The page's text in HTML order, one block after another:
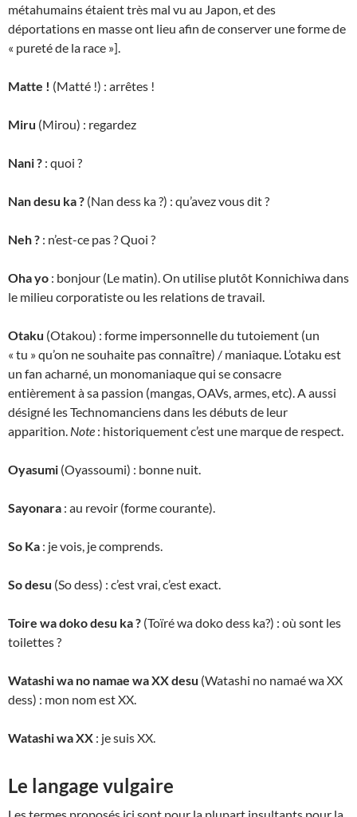
métahumains étaient très mal vu au Japon, et des
déportations en masse ont lieu afin de conserver une forme de
« pureté de la race »].
Matte ! (Matté !) : arrêtes !
Miru (Mirou) : regardez
Nani ? : quoi ?
Nan desu ka ? (Nan dess ka ?) : qu’avez vous dit ?
Neh ? : n’est-ce pas ? Quoi ?
Oha yo : bonjour (Le matin). On utilise plutôt Konnichiwa dans
le milieu corporatiste ou les relations de travail.
Otaku (Otakou) : forme impersonnelle du tutoiement (un
« tu » qu’on ne souhaite pas connaître) / maniaque. L’otaku est
un fan acharné, un monomaniaque qui se consacre
entièrement à sa passion (mangas, OAVs, armes, etc). A aussi
désigné les Technomanciens dans les débuts de leur
apparition. Note : historiquement c’est une marque de respect.
Oyasumi (Oyassoumi) : bonne nuit.
Sayonara : au revoir (forme courante).
So Ka : je vois, je comprends.
So desu (So dess) : c’est vrai, c’est exact.
Toire wa doko desu ka ? (Toïré wa doko dess ka?) : où sont les
toilettes ?
Watashi wa no namae wa XX desu (Watashi no namaé wa XX
dess) : mon nom est XX.
Watashi wa XX : je suis XX.
Le langage vulgaire